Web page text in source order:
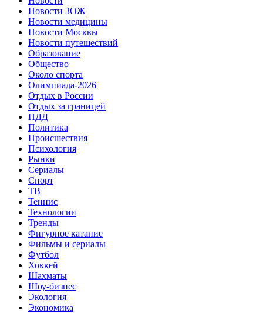
Новости ЗОЖ
Новости медицины
Новости Москвы
Новости путешествий
Образование
Общество
Около спорта
Олимпиада-2026
Отдых в России
Отдых за границей
ПДД
Политика
Происшествия
Психология
Рынки
Сериалы
Спорт
ТВ
Теннис
Технологии
Тренды
Фигурное катание
Фильмы и сериалы
Футбол
Хоккей
Шахматы
Шоу-бизнес
Экология
Экономика